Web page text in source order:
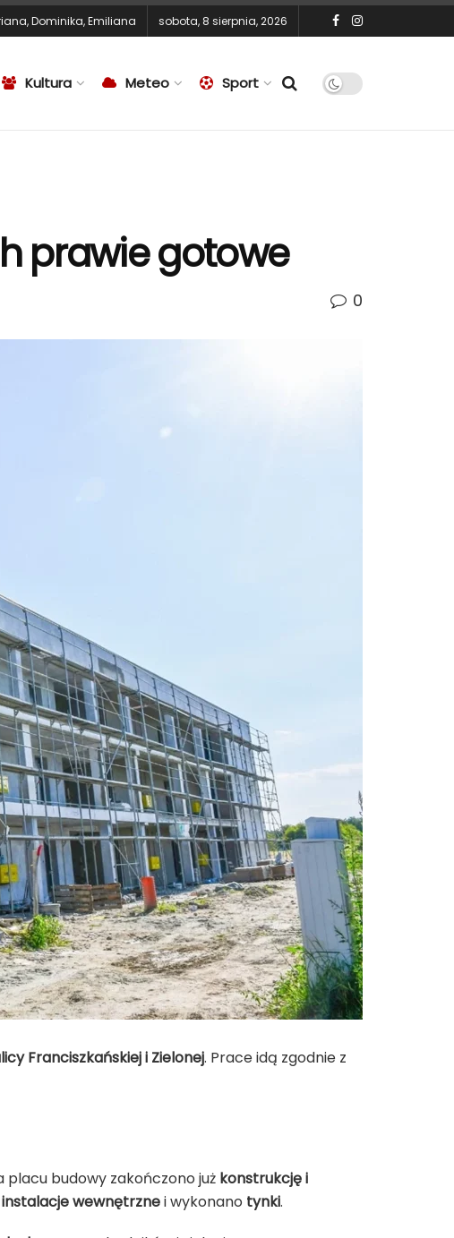
,Dominika,Emiliana sobota, 8 sierpnia, 2026
Kultura Meteo Sport
prawie gotowe
0
Franciszkańskiej i Zielonej. Prace idą zgodnie z
placu budowy zakończono już konstrukcję i
instalacje wewnętrznei wykonano tynki.